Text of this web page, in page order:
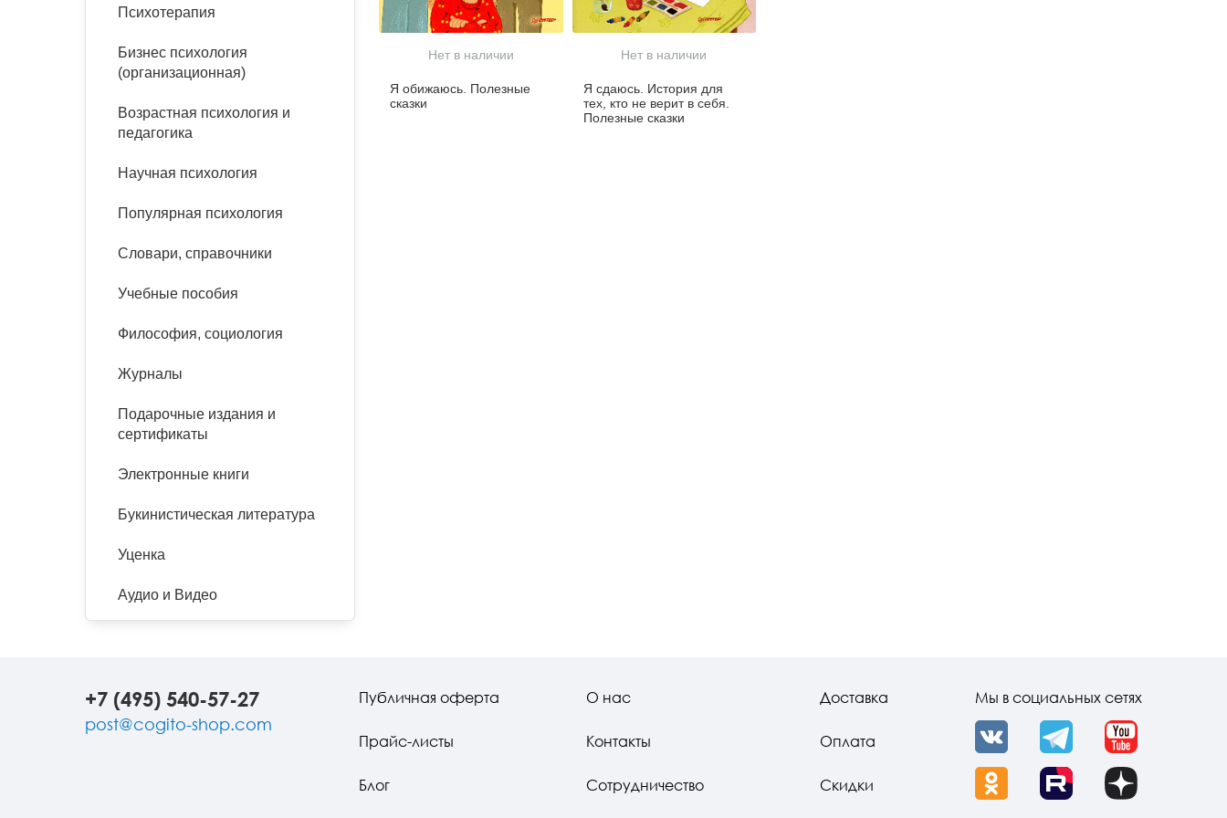
панические атаки
Психодрама
Сказкотерапия
психотерапии
Классический, эриксоновский
эргономика
Социальная психология
Психология развития
организационная психология
психоанализ
Психотерапия
Бизнес психология
(организационная)
Возрастная психология и
педагогика
Научная психология
Популярная психология
Словари, справочники
Учебные пособия
Философия, социология
Журналы
Подарочные издания и
сертификаты
Электронные книги
Букинистическая литература
Уценка
Аудио и Видео
Нет в наличии
Я обижаюсь. Полезные
сказки
Нет в наличии
Я сдаюсь. История для
тех, кто не верит в себя.
Полезные сказки
+7 (495) 540-57-27
post@cogito-shop.com
Публичная оферта
Прайс-листы
Блог
О нас
Контакты
Сотрудничество
Доставка
Оплата
Скидки
Мы в социальных сетях
VK Telegram YouTube
OK Rutube Dzen